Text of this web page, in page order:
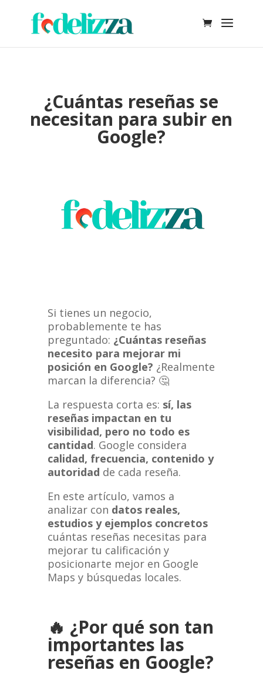
¿Cuántas reseñas se
necesitan para subir en
Google?
Si tienes un negocio,
probablemente te has
preguntado: ¿Cuántas reseñas
necesito para mejorar mi
posición en Google? ¿Realmente
marcan la diferencia? 🤔
La respuesta corta es: sí, las
reseñas impactan en tu
visibilidad, pero no todo es
cantidad. Google considera
calidad, frecuencia, contenido y
autoridad de cada reseña.
En este artículo, vamos a
analizar con datos reales,
estudios y ejemplos concretos
cuántas reseñas necesitas para
mejorar tu calificación y
posicionarte mejor en Google
Maps y búsquedas locales.
🔥 ¿Por qué son tan
importantes las
reseñas en Google?